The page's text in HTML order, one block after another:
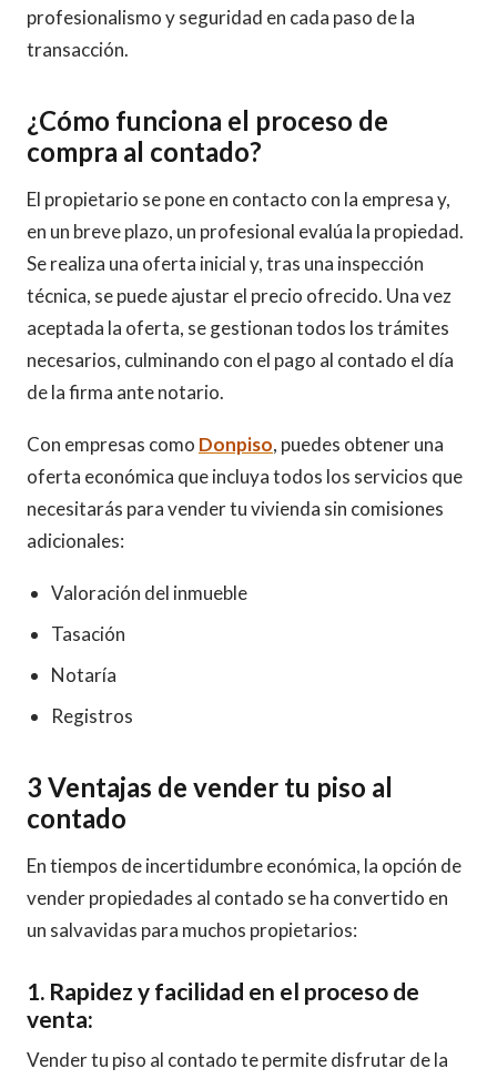
profesionalismo y seguridad en cada paso de la
transacción.
¿Cómo funciona el proceso de
compra al contado?
El propietario se pone en contacto con la empresa y,
en un breve plazo, un profesional evalúa la propiedad.
Se realiza una oferta inicial y, tras una inspección
técnica, se puede ajustar el precio ofrecido. Una vez
aceptada la oferta, se gestionan todos los trámites
necesarios, culminando con el pago al contado el día
de la firma ante notario.
Con empresas como Donpiso, puedes obtener una
oferta económica que incluya todos los servicios que
necesitarás para vender tu vivienda sin comisiones
adicionales:
Valoración del inmueble
Tasación
Notaría
Registros
3 Ventajas de vender tu piso al
contado
En tiempos de incertidumbre económica, la opción de
vender propiedades al contado se ha convertido en
un salvavidas para muchos propietarios:
1. Rapidez y facilidad en el proceso de
venta:
Vender tu piso al contado te permite disfrutar de la